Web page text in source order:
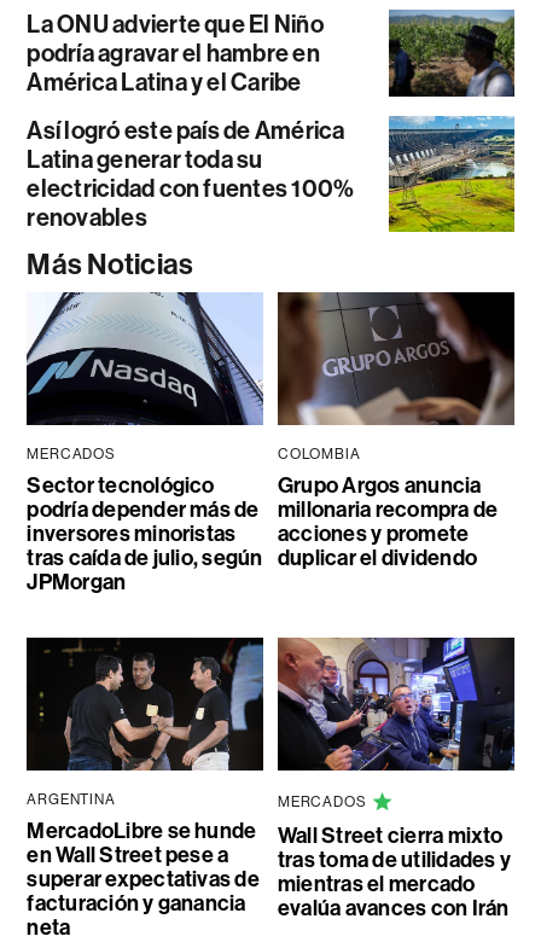
La ONU advierte que El Niño
podría agravar el hambre en
América Latina y el Caribe
Así logró este país de América
Latina generar toda su
electricidad con fuentes 100%
renovables
Más Noticias
MERCADOS
Sector tecnológico
podría depender más de
inversores minoristas
tras caída de julio, según
JPMorgan
COLOMBIA
Grupo Argos anuncia
millonaria recompra de
acciones y promete
duplicar el dividendo
ARGENTINA
MercadoLibre se hunde
en Wall Street pese a
superar expectativas de
facturación y ganancia
neta
MERCADOS
Wall Street cierra mixto
tras toma de utilidades y
mientras el mercado
evalúa avances con Irán